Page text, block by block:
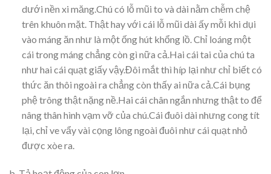
dưới nền xi măng.Chú có lỗ mũi to và dài nằm chễm chệ
trên khuôn mặt. Thật hay với cái lỗ mũi dài ấy mỗi khi dụi
vào máng ăn như là một ống hút khổng lồ. Chỉ loáng một
cái trong máng chẳng còn gì nữa cả.Hai cái tai của chú ta
như hai cái quạt giấy vậy.Đôi mắt thì híp lại như chỉ biết có
thức ăn thôi ngoài ra chẳng còn thấy ai nữa cả.Cái bụng
phệ trông thật nặng nề.Hai cái chân ngắn nhưng thật to để
nâng thân hình vạm vỡ của chú.Cái đuôi dài nhưng cong tít
lại, chỉ ve vẩy vài cọng lông ngoài đuôi như cái quạt nhỏ
được xòe ra.